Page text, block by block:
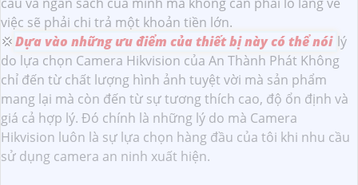
việc sẽ phải chi trả một khoản tiền lớn.
💢Dựa vào những ưu điểm của thiết bị này có thể nói lý
do lựa chọn Camera Hikvision của An Thành Phát Không
chỉ đến từ chất lượng hình ảnh tuyệt vời mà sản phẩm
mang lại mà còn đến từ sự tương thích cao, độ ổn định và
giá cả hợp lý. Đó chính là những lý do mà Camera
Hikvision luôn là sự lựa chọn hàng đầu của tôi khi nhu cầu
sử dụng camera an ninh xuất hiện.